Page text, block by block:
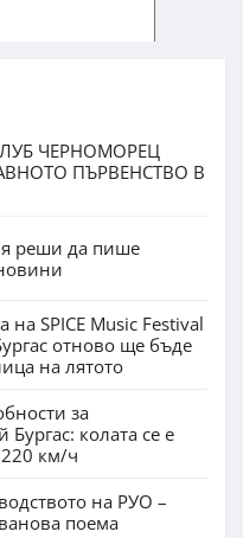
ЧЕРНОМОРЕЦ
ПЪРВЕНСТВО В
реши да пише
SPICE Music Festival
отново ще бъде
на лятото
за
Бургас: колата се е
км/ч
на РУО –
поема